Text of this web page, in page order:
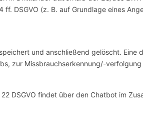
DSGVO (z. B. auf Grundlage eines
und anschließend gelöscht. Eine
zur Missbrauchserkennung/-
DSGVO findet über den Chatbot im